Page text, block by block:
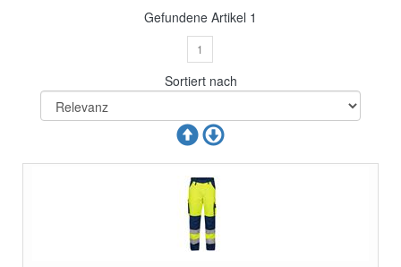
Gefundene Artikel 1
1
Sortiert nach